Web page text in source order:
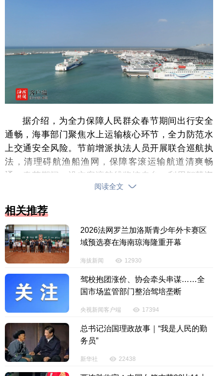
据介绍，为全力保障人民群众春节期间出行安全
通畅，海事部门聚焦水上运输核心环节，全力防范水
上交通安全风险。节前增派执法人员开展联合巡航执
法，清理碍航渔船渔网，保障客滚运输航道清爽畅
通。春节期间，设立客滚航线监控专台，利用智慧海
事、VTS系统和无人机监控等手段，全航程跟踪客滚
船、新能源专用船舶动态，提供“点对点”安全提醒，督
促船员海上航行加强值班值守，严禁疲劳驾驶。同时
根据车客预约情况，强化与企业调度联系，合理调控
船舶发班频次，提升运输效率。
开展高频会商，及时播发恶劣天气预警信息，实施精
细化交通组织措施，最大限度减少因寒潮大风、浓雾
等恶劣天气带来的不良影响。全方位统筹琼州海峡应
急力量部署，实行辖区水域网格化管理，安排船艇在
重点客滚运输航线开展24小时巡航驻守，提升应急处
置响应能力。
据预测，2026年琼州海峡春运客流高峰将呈现“节
阅读全文
相关推荐
2026法网罗兰加洛斯青少年外卡赛区
域预选赛在海南琼海隆重开幕
海拔新闻 12930
驾校抱团涨价、协会牵头串谋……全
国市场监管部门整治驾培垄断
央视新闻客户端 17394
总书记治国理政故事｜“我是人民的勤
务员”
新华社 22438